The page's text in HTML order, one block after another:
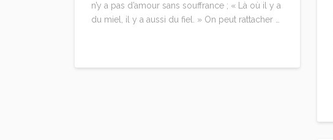
n’y a pas d’amour sans souffrance ; « Là où il y a
du miel, il y a aussi du fiel. » On peut rattacher …